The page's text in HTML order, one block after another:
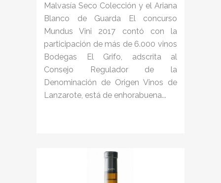
Malvasía Seco Colección y el Ariana
Blanco de Guarda El concurso
Mundus Vini 2017 contó con la
participación de más de 6.000 vinos
Bodegas El Grifo, adscrita al
Consejo Regulador de la
Denominación de Origen Vinos de
Lanzarote, está de enhorabuena...